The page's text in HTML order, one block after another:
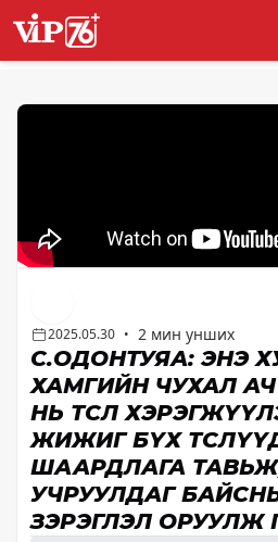
2025.05.30 • 2 мин унших
С.ОДОНТУЯА: ЭНЭ
ХАМГИЙН ЧУХАЛ
НЬ ТӨСӨЛ
ЖИЖИГ БҮХ
ШААРДЛАГА
УЧРУУЛДАГ
ЗЭРЭГЛЭЛ ОРУУЛЖ